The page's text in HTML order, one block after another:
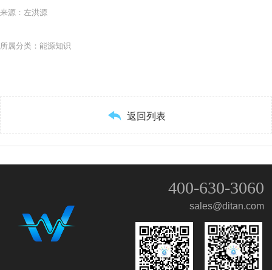
来源：左洪源
所属分类：能源知识
 返回列表
400-630-3060
sales@ditan.com
QQ客服
微信客服